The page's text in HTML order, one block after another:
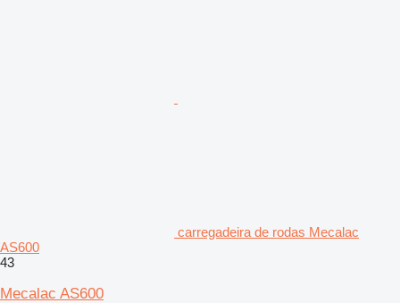
carregadeira de rodas Mecalac
AS600
43
Mecalac AS600